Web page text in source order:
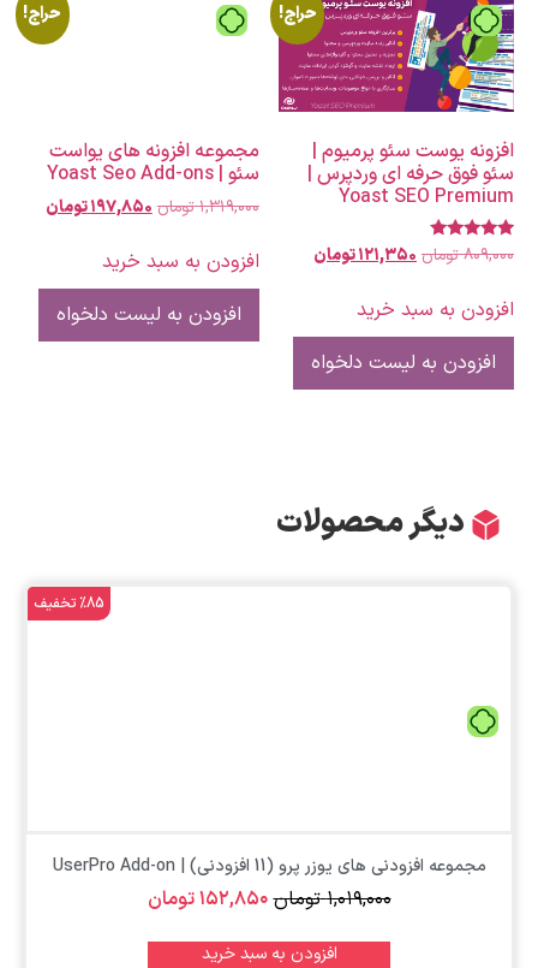
تومان حراج!
افزونه یوست سئو پرمیوم |
سئو فوق حرفه ای وردپرس |
Yoast SEO Premium
نمره
5.00
۸۰۹,۰۰۰تومان۱۲۱,۳۵۰تومان
افزودن به سبد خرید
افزودن به لیست دلخواه
حراج!
مجموعه افزونه های یواست
سئو | Yoast Seo Add-ons
۱,۳۱۹,۰۰۰تومان۱۹۷,۸۵۰تومان
افزودن به سبد خرید
افزودن به لیست دلخواه
دیگر محصولات
%85 تخفیف
مجموعه افزودنی های یوزر پرو (11 افزودنی) | UserPro Add-on
۱,۰۱۹,۰۰۰ تومان۱۵۲,۸۵۰تومان
افزودن به سبد خرید